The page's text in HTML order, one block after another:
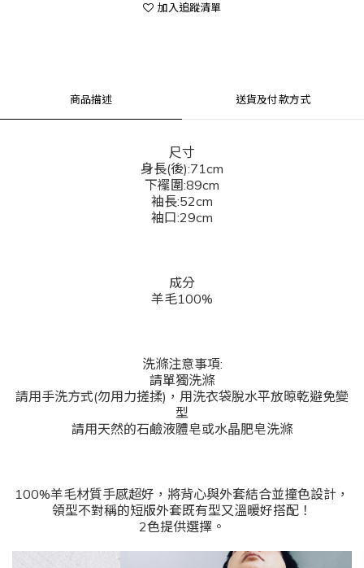
加入追蹤清單
商品描述 送貨及付款方式
尺寸
身長(後):71cm
下襬圍:89cm
袖長:52cm
袖口:29cm
成分
羊毛100%
洗滌注意事項:
請單獨洗滌
請用手洗方式(勿用力搓揉)，用洗衣袋脫水平放晾乾避免變
型
請用天然的石鹼液體皂或水晶肥皂洗滌
100%羊毛材質手感超好，將背心與外套結合並撞色設計，
領型不對稱的短版外套既有型又溫暖好搭配！
2色提供選擇。